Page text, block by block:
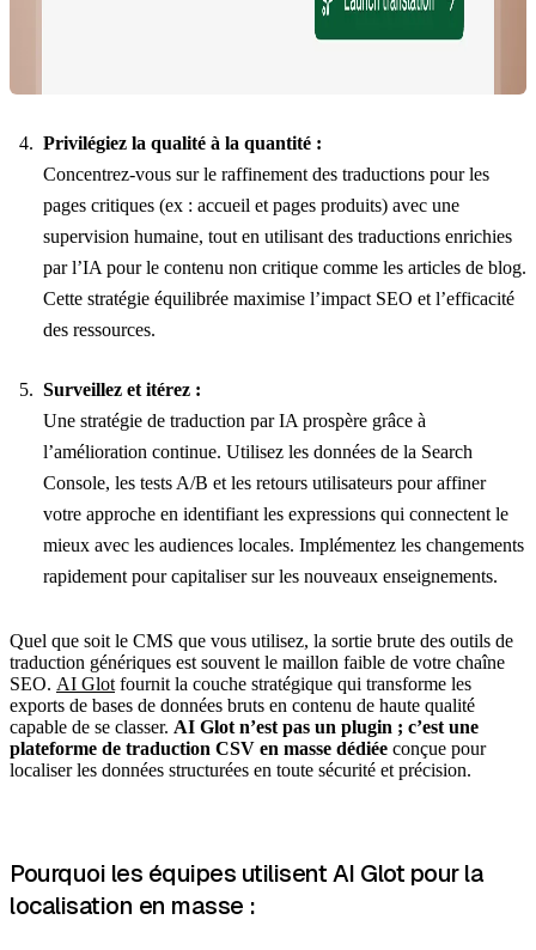
Privilégiez la qualité à la quantité :
Concentrez-vous sur le raffinement des traductions pour les
pages critiques (ex : accueil et pages produits) avec une
supervision humaine, tout en utilisant des traductions enrichies
par l’IA pour le contenu non critique comme les articles de blog.
Cette stratégie équilibrée maximise l’impact SEO et l’efficacité
des ressources.
Surveillez et itérez :
Une stratégie de traduction par IA prospère grâce à
l’amélioration continue. Utilisez les données de la Search
Console, les tests A/B et les retours utilisateurs pour affiner
votre approche en identifiant les expressions qui connectent le
mieux avec les audiences locales. Implémentez les changements
rapidement pour capitaliser sur les nouveaux enseignements.
Quel que soit le CMS que vous utilisez, la sortie brute des outils de
traduction génériques est souvent le maillon faible de votre chaîne
SEO. AI Glot fournit la couche stratégique qui transforme les
exports de bases de données bruts en contenu de haute qualité
capable de se classer. AI Glot n’est pas un plugin ; c’est une
plateforme de traduction CSV en masse dédiée conçue pour
localiser les données structurées en toute sécurité et précision.
Pourquoi les équipes utilisent AI Glot pour la
localisation en masse :